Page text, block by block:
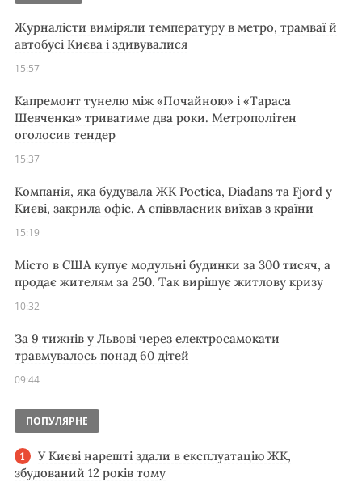
Журналісти виміряли температуру в метро, трамваї й
автобусі Києва і здивувалися
15:57
Капремонт тунелю між «Почайною» і «Тараса
Шевченка» триватиме два роки. Метрополітен
оголосив тендер
15:37
Компанія, яка будувала ЖК Poetica, Diadans та Fjord у
Києві, закрила офіс. А співвласник виїхав з країни
15:19
Місто в США купує модульні будинки за 300 тисяч, а
продає жителям за 250. Так вирішує житлову кризу
10:32
За 9 тижнів у Львові через електросамокати
травмувалось понад 60 дітей
09:44
ПОПУЛЯРНЕ
У Києві нарешті здали в експлуатацію ЖК,
збудований 12 років тому